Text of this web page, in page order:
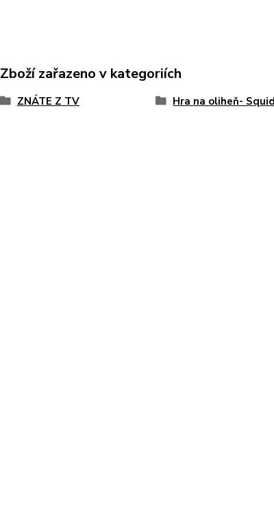
Zboží zařazeno v kategoriích
ZNÁTE Z TV Hra na oliheň-